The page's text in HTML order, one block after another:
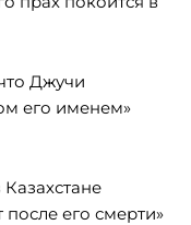
Джучи
его именем»
после его смерти»